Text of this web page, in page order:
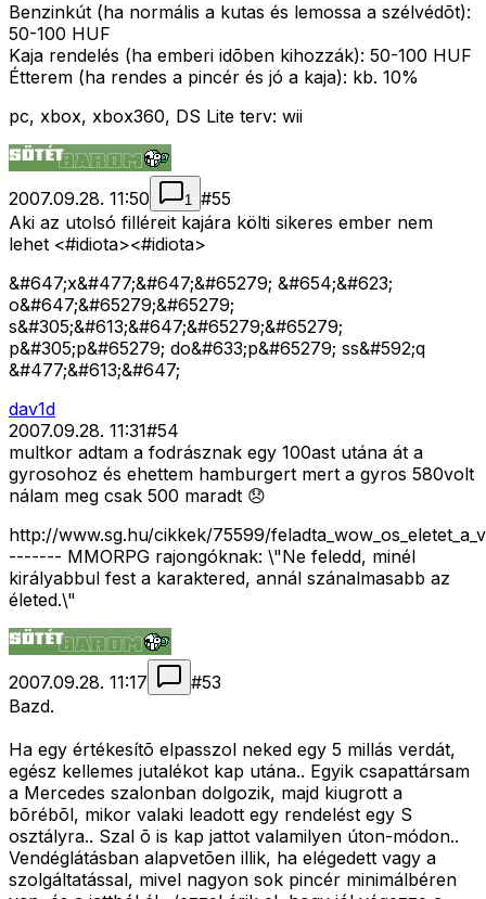
Benzinkút (ha normális a kutas és lemossa a szélvédõt):
50-100 HUF
Kaja rendelés (ha emberi idõben kihozzák): 50-100 HUF
Étterem (ha rendes a pincér és jó a kaja): kb. 10%
pc, xbox, xbox360, DS Lite terv: wii
2007.09.28. 11:50 1 #55
Aki az utolsó filléreit kajára költi sikeres ember nem
lehet <#idiota><#idiota>
&#647;x&#477;&#647;&#65279; &#654;&#623;
o&#647;&#65279;&#65279;
s&#305;&#613;&#647;&#65279;&#65279;
p&#305;p&#65279; do&#633;p&#65279; ss&#592;q
&#477;&#613;&#647;
dav1d
2007.09.28. 11:31#54
multkor adtam a fodrásznak egy 100ast utána át a
gyrosohoz és ehettem hamburgert mert a gyros 580volt
nálam meg csak 500 maradt 😞
http://www.sg.hu/cikkek/75599/
------- MMORPG rajongóknak: \"Ne feledd, minél
királyabbul fest a karaktered, annál szánalmasabb az
életed.\"
2007.09.28. 11:17 #53
Bazd.
Ha egy értékesítõ elpasszol neked egy 5 millás verdát,
egész kellemes jutalékot kap utána.. Egyik csapattársam
a Mercedes szalonban dolgozik, majd kiugrott a
bõrébõl, mikor valaki leadott egy rendelést egy S
osztályra.. Szal õ is kap jattot valamilyen úton-módon..
Vendéglátásban alapvetõen illik, ha elégedett vagy a
szolgáltatással, mivel nagyon sok pincér minimálbéren